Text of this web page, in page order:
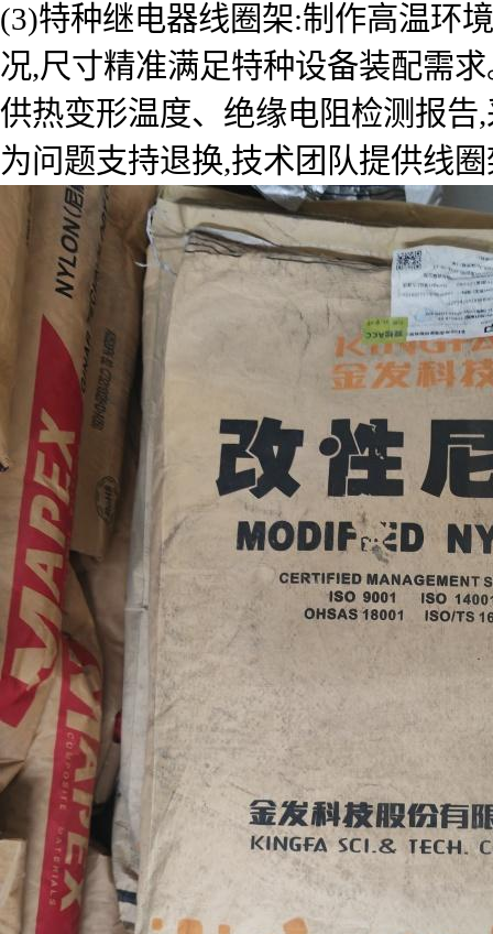
(3)特种继电器线圈架:制作高温环
况,尺寸精准满足特种设备装配需
供热变形温度、绝缘电阻检测报
为问题支持退换,技术团队提供线